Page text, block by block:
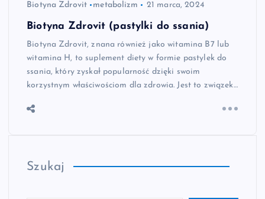
Biotyna Zdrovit metabolizm 21 marca, 2024
Biotyna Zdrovit (pastylki do ssania)
Biotyna Zdrovit, znana również jako witamina B7 lub
witamina H, to suplement diety w formie pastylek do
ssania, który zyskał popularność dzięki swoim
korzystnym właściwościom dla zdrowia. Jest to związek…
Szukaj